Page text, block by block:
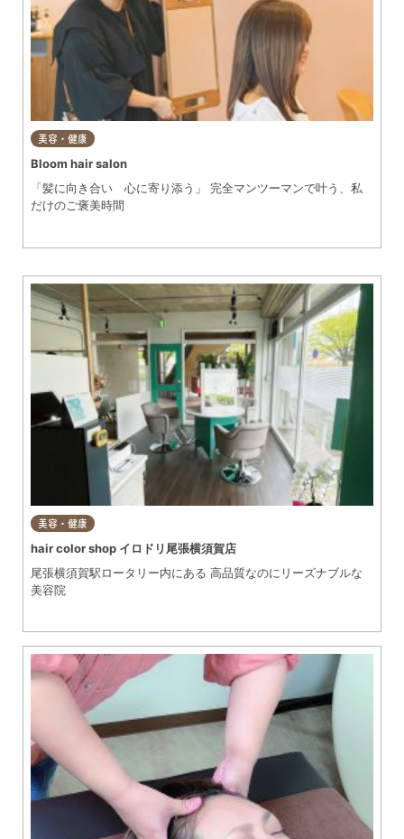
武豊町
美浜町
南知多町
習い事・趣味
宿泊
観光・自然
遊ぶ・楽しむ
美容・健康
Bloom hair salon
「髪に向き合い 心に寄り添う」 完全マンツーマンで叶う、私
だけのご褒美時間
美容・健康
hair color shop イロドリ尾張横須賀店
尾張横須賀駅ロータリー内にある 高品質なのにリーズナブルな
美容院